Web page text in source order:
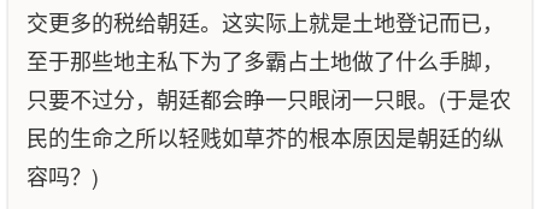
交更多的税给朝廷。这实际上就是土地登记而已，
至于那些地主私下为了多霸占土地做了什么手脚，
只要不过分，朝廷都会睁一只眼闭一只眼。(于是农
民的生命之所以轻贱如草芥的根本原因是朝廷的纵
容吗？)